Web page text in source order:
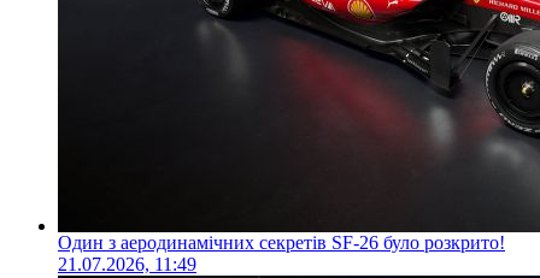
Один з аеродинамічних секретів SF-26 було розкрито!
21.07.2026, 11:49